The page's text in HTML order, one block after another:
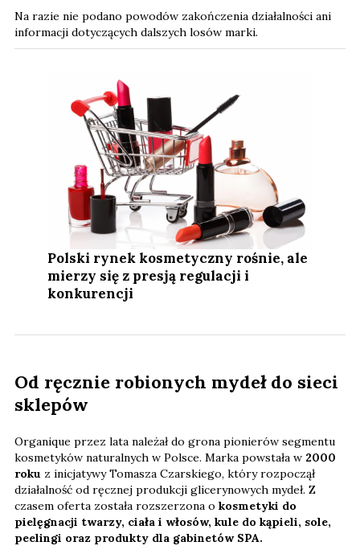
Na razie nie podano powodów zakończenia działalności ani
informacji dotyczących dalszych losów marki.
Polski rynek kosmetyczny rośnie, ale
mierzy się z presją regulacji i
konkurencji
Od ręcznie robionych mydeł do sieci
sklepów
Organique przez lata należał do grona pionierów segmentu
kosmetyków naturalnych w Polsce. Marka powstała w 2000
roku z inicjatywy Tomasza Czarskiego, który rozpoczął
działalność od ręcznej produkcji glicerynowych mydeł. Z
czasem oferta została rozszerzona o kosmetyki do
pielęgnacji twarzy, ciała i włosów, kule do kąpieli, sole,
peelingi oraz produkty dla gabinetów SPA.